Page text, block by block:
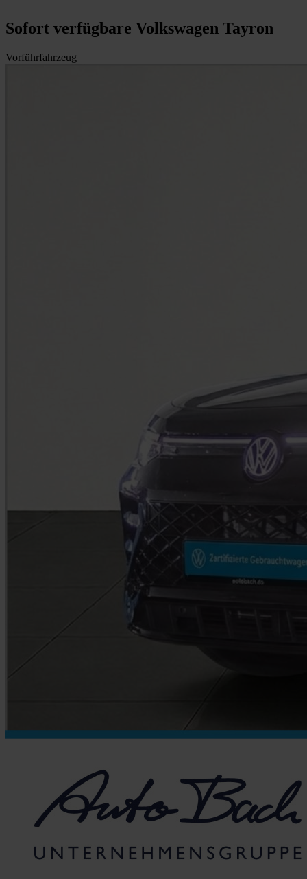
Sofort verfügbare Volkswagen Tayron
Vorführfahrzeug